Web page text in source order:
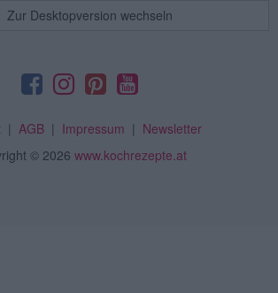
Zur Desktopversion wechseln
| AGB| Impressum | Newsletter
© 2026 www.kochrezepte.at